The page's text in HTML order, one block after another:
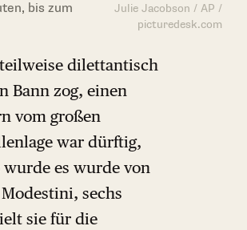
bis zum
Julie Jacobson / AP /
picturedesk.com
dilettantisch
Bann zog, einen
vom großen
war dürftig,
es wurde von
sechs
sie für die